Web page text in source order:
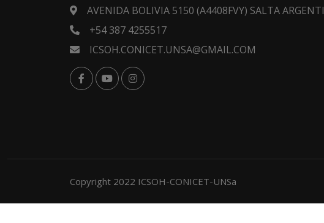
AVENIDA BOLIVIA 5150 (A4408FVY) SALTA
+54 387 4255517
ICSOH.CONICET.UNSA@GMAIL.COM
Copyright 2022 ICSOH-CONICET-UNSa